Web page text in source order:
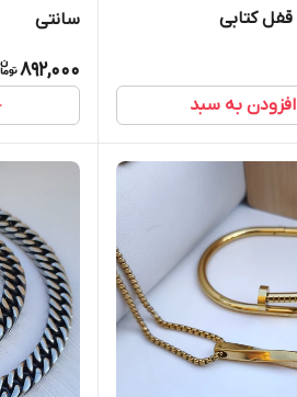
افزودن به سبد
سانتی
892,000